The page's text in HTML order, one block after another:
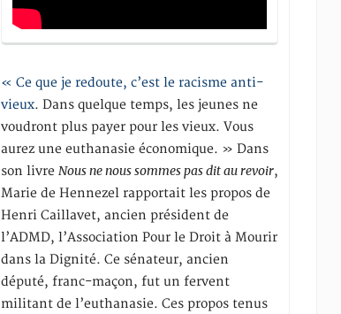
« Ce que je redoute, c’est le racisme anti-
vieux. Dans quelque temps, les jeunes ne
voudront plus payer pour les vieux. Vous
aurez une euthanasie économique. » Dans
son livreNous ne nous sommes pas dit au revoir,
Marie de Hennezel rapportait les propos de
Henri Caillavet, ancien président de
l’ADMD, l’Association Pour le Droit à Mourir
dans la Dignité. Ce sénateur, ancien
député, franc-maçon, fut un fervent
militant de l’euthanasie. Ces propos tenus